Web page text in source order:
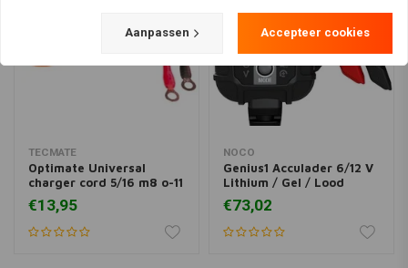
TECMATE
Optimate Universal
charger cord 5/16 m8 o-11
€13,95
NOCO
Genius1 Acculader 6/12 V
Lithium / Gel / Lood
€73,02
Aanpassen Accepteer cookies